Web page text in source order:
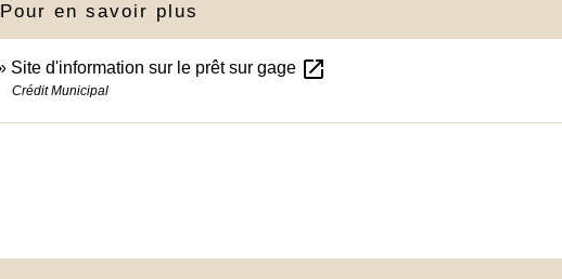
Pour en savoir plus
Site d'information sur le prêt sur gage open_in_new
Crédit Municipal